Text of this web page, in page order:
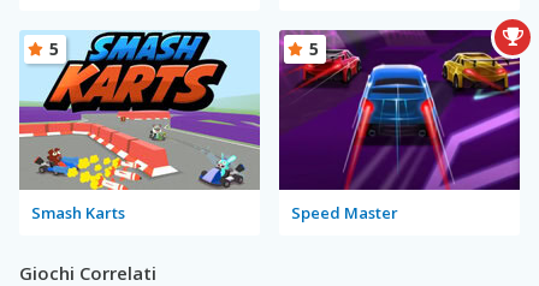
Smash Karts
5
Speed Master
5
Giochi Correlati